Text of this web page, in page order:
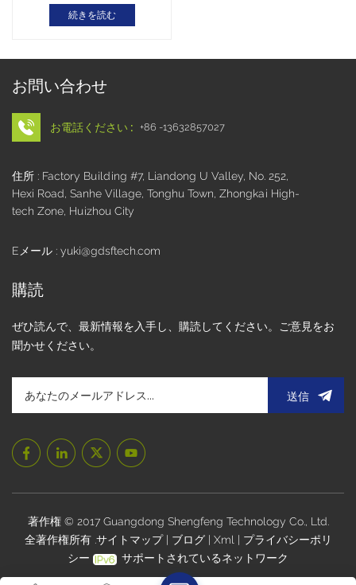
続きを読む
お問い合わせ
お電話ください : +86 -13632857027
住所 : Factory Building #7, Liandong U Valley, No. 252,
Hexi Road, Sanhe Village, Tonghu Town, Zhongkai High-
tech Zone, Huizhou City
Eメール : yuki@gdsftech.com
購読
ぜひ読んで、最新情報を入手し、購読してください。ご意見をお
聞かせください。
送信
著作権 © 2017 Guangdong Shengfeng Technology Co., Ltd.
全著作権所有 .サイトマップ ブログ Xml| プライバシーポリ
シー
サポートされているネットワーク